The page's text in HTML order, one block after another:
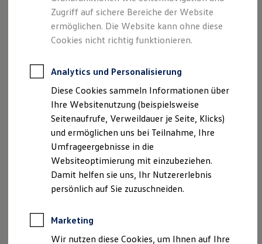
Versicherungen und Garantien
Kfz-Versicherung
Restschuldversicherungen
Garantien
Professional Class bei Volkswagen
Behörden
Direktkunden
Sonderfahrzeuge
Anpfiff zum Gewinn
Elektromobilität
Elektroautos
ID. Tutorials
Elektrofahrzeugkonzepte
ID. EVERY1
Reichweite
Rekuperation
Laden unterwegs
Impressum
Auto Huber Inh. Josef Huber
Langenberger Straße 20
87724 Ottobeuren
Telefon: 08332 / 92 15-0
Fax: 08332 / 92 15-55
Zugriff auf sichere Bereiche der Website
ermöglichen. Die Website kann ohne diese
Cookies nicht richtig funktionieren.
Analytics und Personalisierung
Diese Cookies sammeln Informationen über
Ihre Websitenutzung (beispielsweise
Seitenaufrufe, Verweildauer je Seite, Klicks)
und ermöglichen uns bei Teilnahme, Ihre
Umfrageergebnisse in die
Websiteoptimierung mit einzubeziehen.
Damit helfen sie uns, Ihr Nutzererlebnis
persönlich auf Sie zuzuschneiden.
Marketing
Wir nutzen diese Cookies, um Ihnen auf Ihre